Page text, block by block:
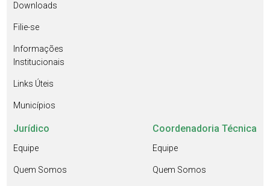
Downloads
Filie-se
Informações
Institucionais
Links Úteis
Municípios
Jurídico
Equipe
Quem Somos
Coordenadoria Técnica
Equipe
Quem Somos